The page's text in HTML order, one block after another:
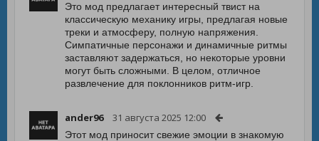
Это мод предлагает интересный твист на
классическую механику игры, предлагая новые
треки и атмосферу, полную напряжения.
Симпатичные персонажи и динамичные ритмы
заставляют задержаться, но некоторые уровни
могут быть сложными. В целом, отличное
развлечение для поклонников ритм-игр.
ander96 31 августа 2025 12:00
Этот мод приносит свежие эмоции в знакомую